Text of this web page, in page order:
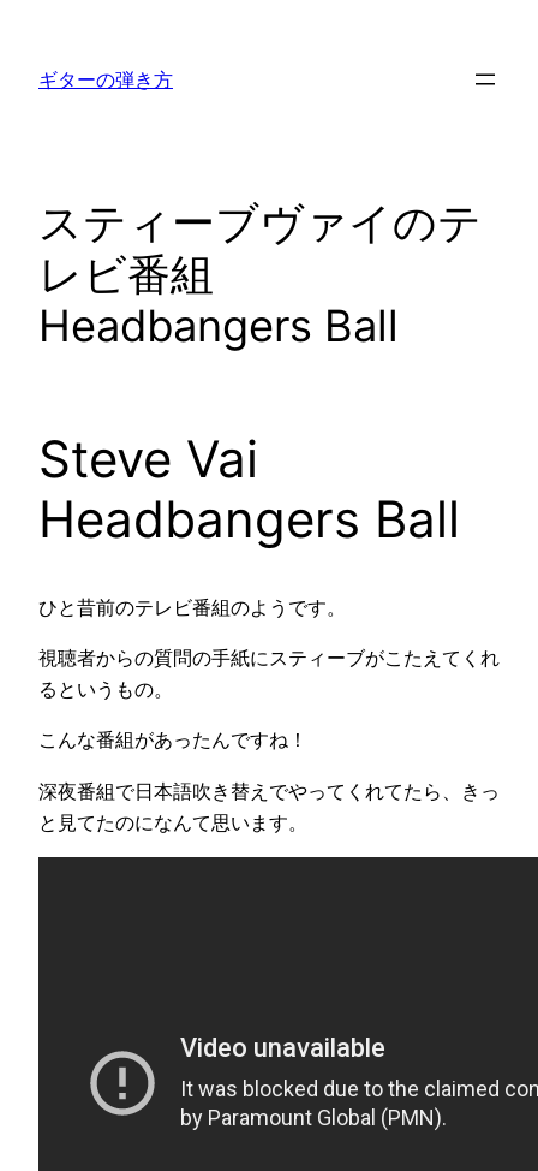
ギターの弾き方
スティーブヴァイのテ
レビ番組
Headbangers Ball
Steve Vai
Headbangers Ball
ひと昔前のテレビ番組のようです。
視聴者からの質問の手紙にスティーブがこたえてくれ
るというもの。
こんな番組があったんですね！
深夜番組で日本語吹き替えでやってくれてたら、きっ
と見てたのになんて思います。